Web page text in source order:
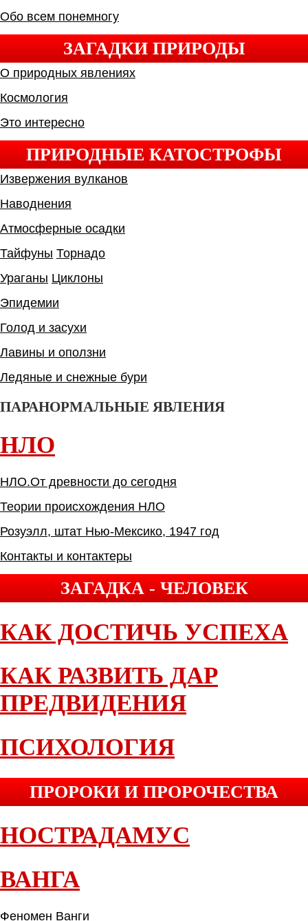
Обо всем понемногу
ЗАГАДКИ ПРИРОДЫ
О природных явлениях
Космология
Это интересно
ПРИРОДНЫЕ КАТОСТРОФЫ
Извержения вулканов
Наводнения
Атмосферные осадки
Тайфуны Торнадо
Ураганы Циклоны
Эпидемии
Голод и засухи
Лавины и оползни
Ледяные и снежные бури
ПАРАНОРМАЛЬНЫЕ ЯВЛЕНИЯ
НЛО
НЛО.От древности до сегодня
Теории происхождения НЛО
Розуэлл, штат Нью-Мексико, 1947 год
Контакты и контактеры
ЗАГАДКА - ЧЕЛОВЕК
КАК ДОСТИЧЬ УСПЕХА
КАК РАЗВИТЬ ДАР
ПРЕДВИДЕНИЯ
ПСИХОЛОГИЯ
ПРОРОКИ И ПРОРОЧЕСТВА
НОСТРАДАМУС
ВАНГА
Феномен Ванги